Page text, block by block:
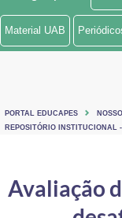
Ministério de Minas e Energia
Ministério do Turismo
Controladoria-Geral da União
Material UAB
PORTAL EDUCAPES
REPOSITÓRIO INSTITUCIONAL
Avaliação